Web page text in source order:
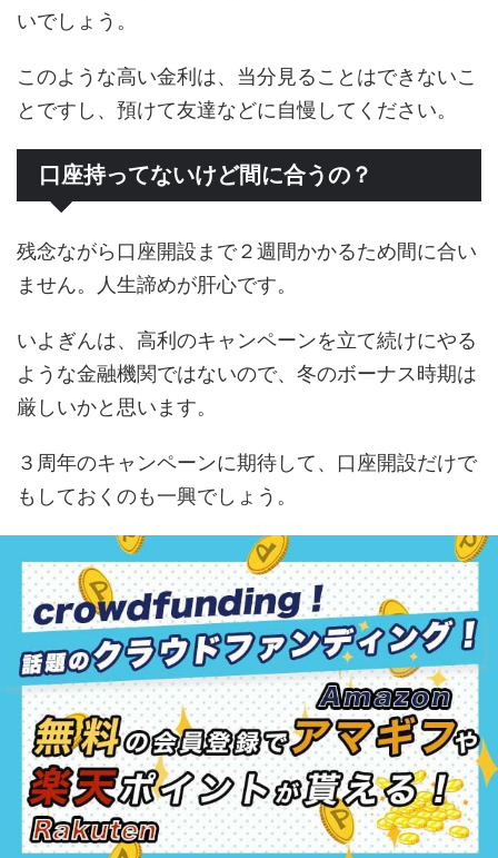
いでしょう。
このような高い金利は、当分見ることはできないこ
とですし、預けて友達などに自慢してください。
口座持ってないけど間に合うの？
残念ながら口座開設まで２週間かかるため間に合い
ません。人生諦めが肝心です。
いよぎんは、高利のキャンペーンを立て続けにやる
ような金融機関ではないので、冬のボーナス時期は
厳しいかと思います。
３周年のキャンペーンに期待して、口座開設だけで
もしておくのも一興でしょう。